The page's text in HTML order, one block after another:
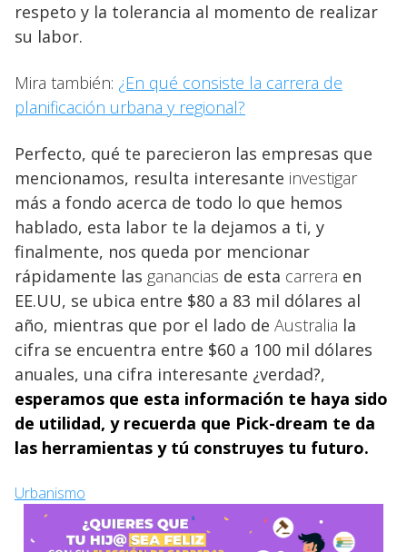
respeto y la tolerancia al momento de realizar
su labor.
Mira también: ¿En qué consiste la carrera de
planificación urbana y regional?
Perfecto, qué te parecieron las empresas que
mencionamos, resulta interesante investigar
más a fondo acerca de todo lo que hemos
hablado, esta labor te la dejamos a ti, y
finalmente, nos queda por mencionar
rápidamente las ganancias de esta carrera en
EE.UU, se ubica entre $80 a 83 mil dólares al
año, mientras que por el lado de Australia la
cifra se encuentra entre $60 a 100 mil dólares
anuales, una cifra interesante ¿verdad?,
esperamos que esta información te haya sido
de utilidad, y recuerda que Pick-dream te da
las herramientas y tú construyes tu futuro.
Urbanismo